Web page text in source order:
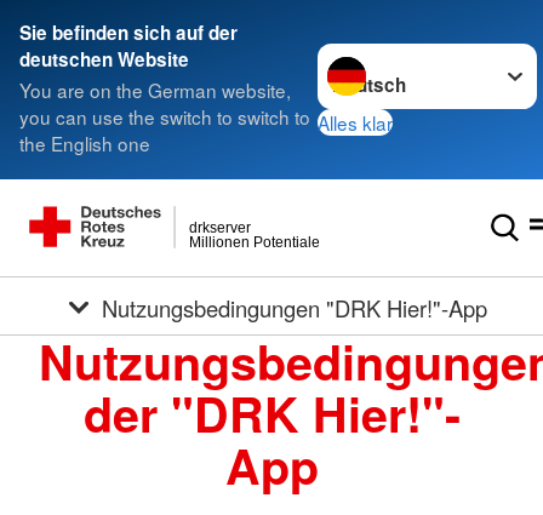
Sie befinden sich auf der
deutschen Website
You are on the German website,
you can use the switch to switch to
the English one
Sprache wechseln zu
Alles klar
Millionen Potentiale
drkserver
Nutzungsbedingungen "DRK Hier!"-App
der "DRK Hier!"-
App